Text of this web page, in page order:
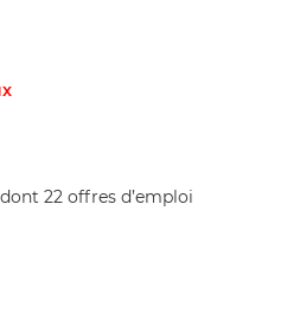
22 offres d’emploi